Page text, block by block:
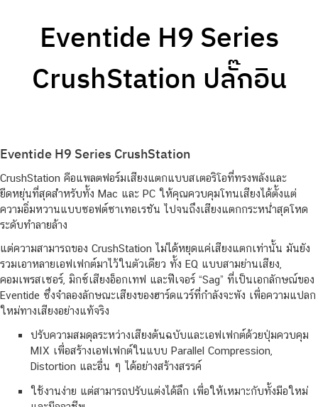
Eventide H9 Series
CrushStation ปลั๊กอิน
Eventide H9 Series CrushStation
CrushStation คือแพลตฟอร์มเสียงแตกแบบสเตอริโอที่ทรงพลังและ
ยืดหยุ่นที่สุดสำหรับทั้ง Mac และ PC ให้คุณควบคุมโทนเสียงได้ตั้งแต่
ความอิ่มหวานแบบซอฟต์ซาเทอเรชัน ไปจนถึงเสียงแตกกระหน่ำสุดโหด
ระดับทำลายล้าง
แต่ความสามารถของ CrushStation ไม่ได้หยุดแค่เสียงแตกเท่านั้น มันยัง
รวมเอาหลายเอฟเฟกต์มาไว้ในตัวเดียว ทั้ง EQ แบบสามย่านเสียง,
คอมเพรสเซอร์, มิกซ์เสียงอ็อกเทฟ และฟีเจอร์ “Sag” ที่เป็นเอกลักษณ์ของ
Eventide ซึ่งจำลองลักษณะเสียงของฮาร์ดแวร์ที่กำลังจะพัง เพื่อความแปลก
ใหม่ทางเสียงอย่างแท้จริง
ปรับความสมดุลระหว่างเสียงต้นฉบับและเอฟเฟกต์ด้วยปุ่มควบคุม
MIX เพื่อสร้างเอฟเฟกต์ในแบบ Parallel Compression,
Distortion และอื่น ๆ ได้อย่างสร้างสรรค์
ใช้งานง่าย แต่สามารถปรับแต่งได้ลึก เพื่อให้เหมาะกับทั้งมือใหม่